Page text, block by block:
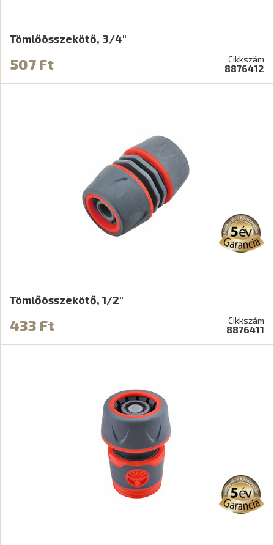
Tömlőösszekötő, 3/4"
507 Ft Cikkszám
8876412
Tömlőösszekötő, 1/2"
433 Ft Cikkszám
8876411